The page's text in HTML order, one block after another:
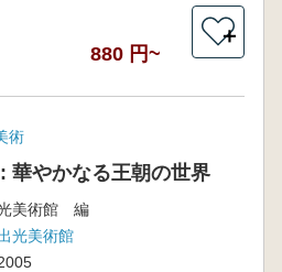
880 円~
＋
術
華やかなる王朝の世界
美術館 編
光美術館